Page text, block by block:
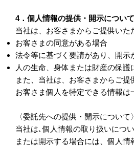
4．個人情報の提供・開示について
当社は、お客さまからご提供い
お客さまの同意がある場合
法令等に基づく要請があり、開
人の生命、身体または財産の保
また、当社は、お客さまからご
お客さま個人を特定できる情報は
〈委託先への提供・開示について〉
当社は､個人情報の取り扱いにつ
または開示する場合には、個人